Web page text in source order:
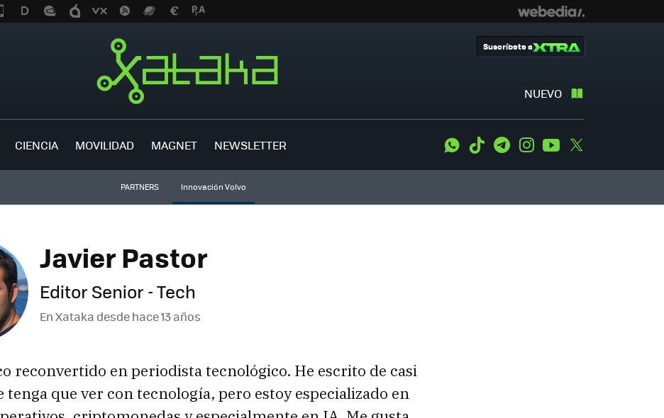
NUEVO
Suscríbete a
CIENCIA MOVILIDAD MAGNET NEWSLETTER WhatsApp
Tiktok TelegramInstagramYoutube
PARTNERS Innovación Volvo
Javier Pastor
Editor Senior - Tech
En Xataka desdehace 13 años
reconvertido en periodista tecnológico. He escrito de casi
tenga que ver con tecnología, pero estoy especializado en